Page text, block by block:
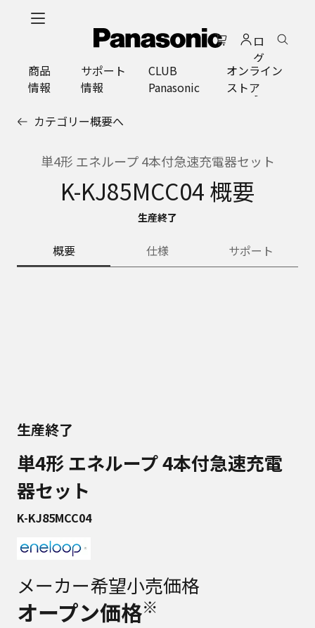
ロ
グ
イ
ン
商品
情報
サポート
情報
CLUB
Panasonic
オンライン
ストア
カテゴリー概要へ
単4形 エネループ 4本付急速充電器セット
K-KJ85MCC04 概要
生産終了
概要 仕様 サポート
生産終了
単4形 エネループ 4本付急速充電
器セット
K-KJ85MCC04
メーカー希望小売価格
オープン価格※